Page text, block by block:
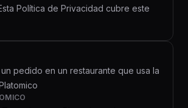
Política de Privacidad cubre este
pedido en un restaurante que usa la